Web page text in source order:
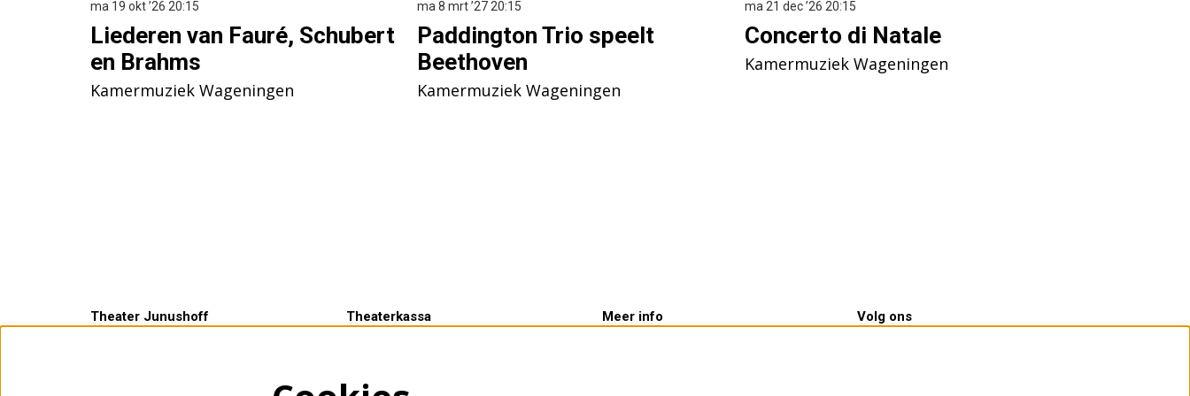
Liederen van Fauré, Schubert
en Brahms
Kamermuziek Wageningen
ma 19 okt ’26 20:15
Paddington Trio speelt
Beethoven
Kamermuziek Wageningen
ma 8 mrt ’2720:15
Concerto di Natale
Kamermuziek Wageningen
ma 21 dec ’26 20:15
Theater Junushoff Theaterkassa
een uur voor aanvang van een
Meer info Volg ons